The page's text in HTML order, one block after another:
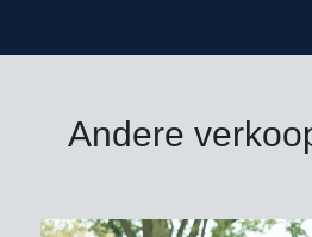
Andere